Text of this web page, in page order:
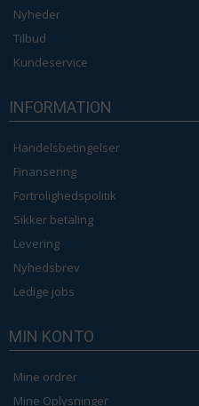
Nyheder
Tilbud
Kundeservice
INFORMATION
Handelsbetingelser
Finansering
Fortrolighedspolitik
Sikker betaling
Levering
Nyhedsbrev
Ledige jobs
MIN KONTO
Mine ordrer
Mine Oplysninger